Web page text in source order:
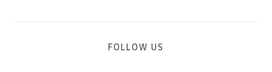
FOLLOW US